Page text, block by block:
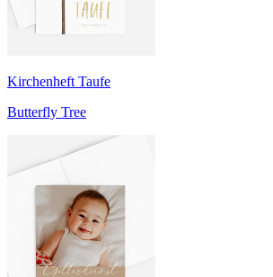
Kirchenheft Taufe
Butterfly Tree